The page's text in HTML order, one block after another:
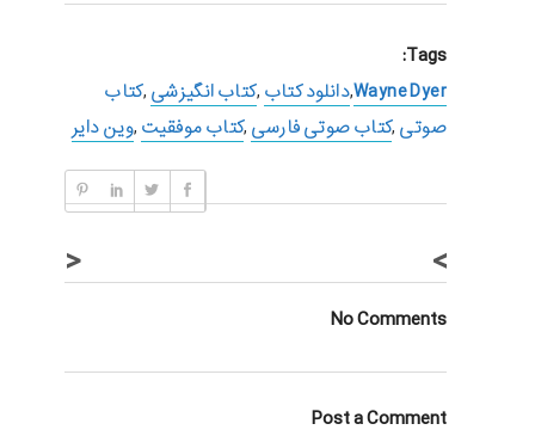
Tags:
Wayne Dyer
,دانلود کتاب ,کتاب انگیزشی ,کتاب
صوتی ,کتاب صوتی فارسی ,کتاب موفقیت ,وین دایر
< >
No Comments
Post a Comment